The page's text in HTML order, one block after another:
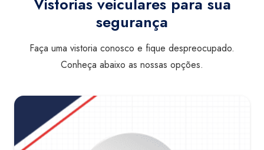
Vistorias veiculares para sua
segurança
Faça uma vistoria conosco e fique despreocupado.
Conheça abaixo as nossas opções.